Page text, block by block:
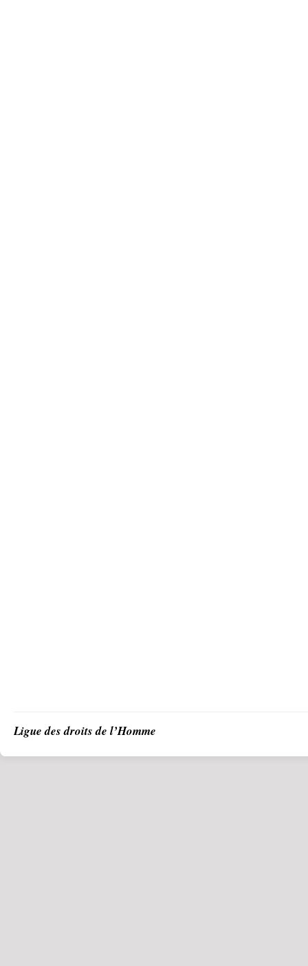
Ligue des droits de l’Homme